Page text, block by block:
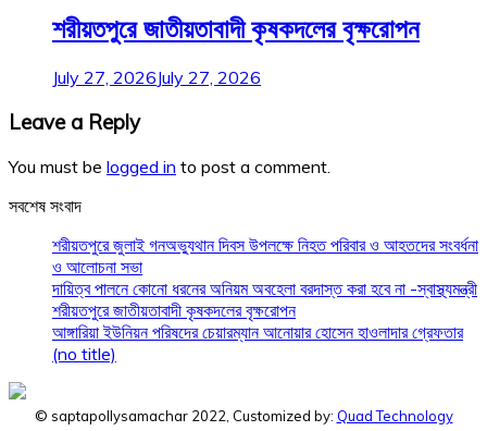
শরীয়তপুরে জাতীয়তাবাদী কৃষকদলের বৃক্ষরোপন
July 27, 2026July 27, 2026
Leave a Reply
You must be logged in to post a comment.
সবশেষ সংবাদ
শরীয়তপুরে জুলাই গনঅভ্যুথান দিবস উপলক্ষে নিহত পরিবার ও আহতদের সংবর্ধনা
ও আলোচনা সভা
দায়িত্ব পালনে কোনো ধরনের অনিয়ম অবহেলা বরদাস্ত করা হবে না -স্বাস্থ্যমন্ত্রী
শরীয়তপুরে জাতীয়তাবাদী কৃষকদলের বৃক্ষরোপন
আঙ্গারিয়া ইউনিয়ন পরিষদের চেয়ারম্যান আনোয়ার হোসেন হাওলাদার গ্রেফতার
(no title)
© saptapollysamachar 2022, Customized by: Quad Technology